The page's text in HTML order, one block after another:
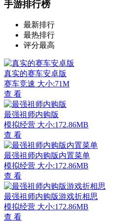
手游排行榜
最新排行
最热排行
评分最高
真实的赛车安卓版
赛车竞速 大小:71M
查 看
最强祖师内购版
模拟经营 大小:172.86MB
查 看
最强祖师内购版内置菜单
模拟经营 大小:172.86MB
查 看
最强祖师内购版游戏折相思
模拟经营 大小:172.86MB
查 看